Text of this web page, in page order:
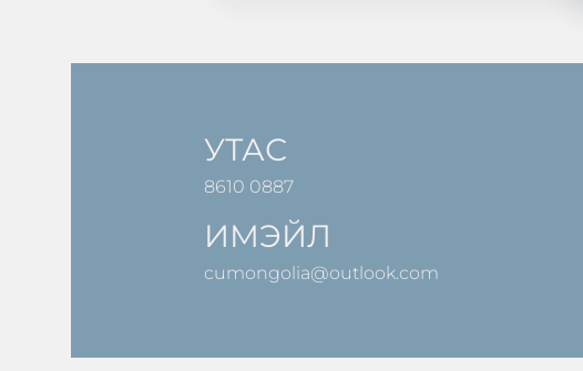
УТАС
8610 0887
ИМЭЙЛ
cumongolia@outlook.com